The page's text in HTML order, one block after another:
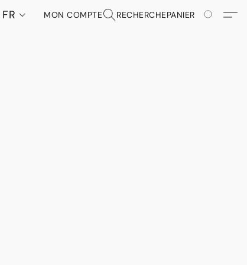
FR MON COMPTE RECHERCHEPANIER